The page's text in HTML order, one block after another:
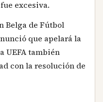
excesiva.
Belga de Fútbol
que apelará la
UEFA también
con la resolución de